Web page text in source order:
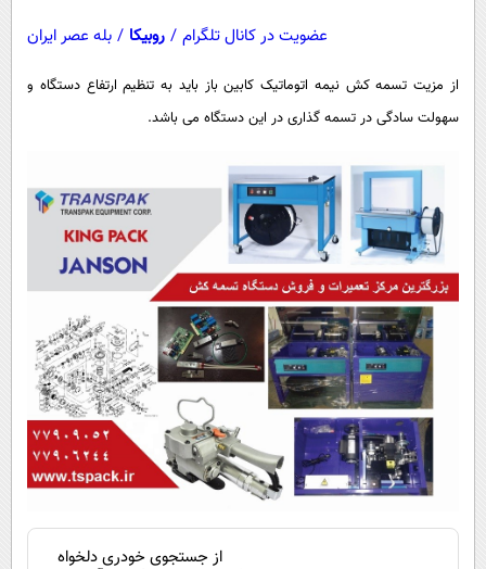
بین الملل
اجتماعی
حیات وحش
عضویت در کانال تلگرام / روبیکا / بله عصر ایران
از مزیت تسمه کش نیمه اتوماتیک کابین باز باید به تنظیم ارتفاع دستگاه و
سهولت سادگی در تسمه گذاری در این دستگاه می باشد.
از جستجوی خودری دلخواه